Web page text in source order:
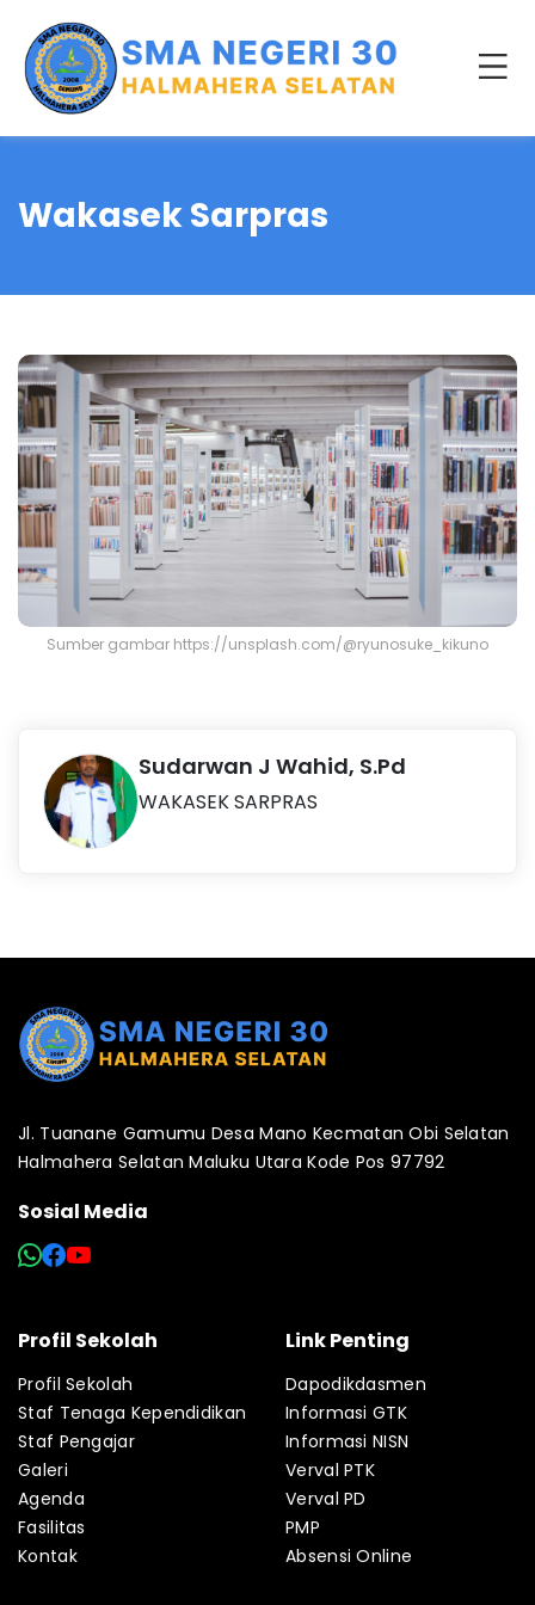
Wakasek Sarpras
Sumber gambar https://unsplash.com/@ryunosuke_kikuno
Sudarwan J Wahid, S.Pd
WAKASEK SARPRAS
Jl. Tuanane Gamumu Desa Mano Kecmatan Obi Selatan
Halmahera Selatan Maluku Utara Kode Pos 97792
Sosial Media
Profil Sekolah
Profil Sekolah
Staf Tenaga Kependidikan
Staf Pengajar
Galeri
Agenda
Fasilitas
Kontak
Link Penting
Dapodikdasmen
Informasi GTK
Informasi NISN
Verval PTK
Verval PD
PMP
Absensi Online